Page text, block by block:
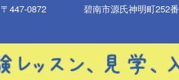
〒447-0872 碧南市源氏神明町252